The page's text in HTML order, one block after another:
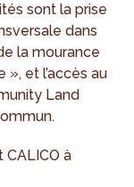
sont la prise
dans
la mourance
et l’accès au
Land
à